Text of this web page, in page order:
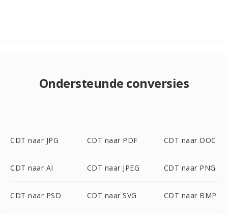
Ondersteunde conversies
CDT naar JPG CDT naar PDF CDT naar DOC
CDT naar AI CDT naar JPEG CDT naar PNG
CDT naar PSD CDT naar SVG CDT naar BMP